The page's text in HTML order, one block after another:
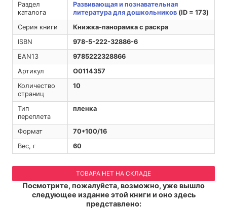
Раздел
каталога
Развивающая и познавательная
литература для дошкольников(ID = 173)
Серия книги
Книжка-панорамка с раскра
ISBN
978-5-222-32886-6
EAN13
9785222328866
Артикул
O0114357
Количество
страниц
10
Тип
переплета
пленка
Формат
70*100/16
Вес, г
60
ТОВАРА НЕТ НА СКЛАДЕ
Посмотрите, пожалуйста, возможно, уже вышло
следующее издание этой книги и оно здесь
представлено: